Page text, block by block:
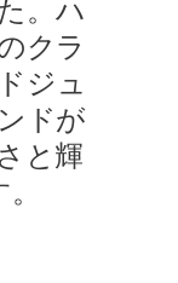
。ハ
クラ
ジュ
ドが
と輝